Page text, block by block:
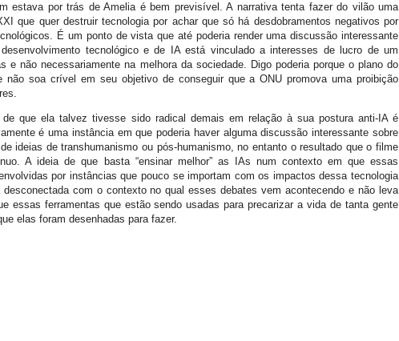
estava por trás de Amelia é bem previsível. A narrativa tenta fazer do vilão uma
que quer destruir tecnologia por achar que só há desdobramentos negativos por
É um ponto de vista que até poderia render uma discussão interessante
tecnológico e de IA está vinculado a interesses de lucro de um
e não necessariamente na melhora da sociedade. Digo poderia porque o plano do
soa crível em seu objetivo de conseguir que a ONU promova uma proibição
que ela talvez tivesse sido radical demais em relação à sua postura anti-IA é
é uma instância em que poderia haver alguma discussão interessante sobre
ideias de transhumanismo ou pós-humanismo, no entanto o resultado que o filme
A ideia de que basta “ensinar melhor” as IAs num contexto em que essas
por instâncias que pouco se importam com os impactos dessa tecnologia
com o contexto no qual esses debates vem acontecendo e não leva
essas ferramentas que estão sendo usadas para precarizar a vida de tanta gente
elas foram desenhadas para fazer.